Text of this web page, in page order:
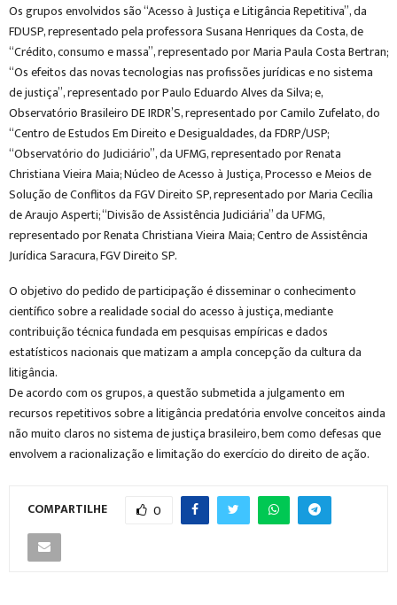
Os grupos envolvidos são “Acesso à Justiça e Litigância Repetitiva”, da
FDUSP, representado pela professora Susana Henriques da Costa, de
“Crédito, consumo e massa”, representado por Maria Paula Costa Bertran;
“Os efeitos das novas tecnologias nas profissões jurídicas e no sistema
de justiça”, representado por Paulo Eduardo Alves da Silva; e,
Observatório Brasileiro DE IRDR’S, representado por Camilo Zufelato, do
“Centro de Estudos Em Direito e Desigualdades, da FDRP/USP;
“Observatório do Judiciário”, da UFMG, representado por Renata
Christiana Vieira Maia; Núcleo de Acesso à Justiça, Processo e Meios de
Solução de Conflitos da FGV Direito SP, representado por Maria Cecília
de Araujo Asperti; “Divisão de Assistência Judiciária” da UFMG,
representado por Renata Christiana Vieira Maia; Centro de Assistência
Jurídica Saracura, FGV Direito SP.
O objetivo do pedido de participação é disseminar o conhecimento
científico sobre a realidade social do acesso à justiça, mediante
contribuição técnica fundada em pesquisas empíricas e dados
estatísticos nacionais que matizam a ampla concepção da cultura da
litigância.
De acordo com os grupos, a questão submetida a julgamento em
recursos repetitivos sobre a litigância predatória envolve conceitos ainda
não muito claros no sistema de justiça brasileiro, bem como defesas que
envolvem a racionalização e limitação do exercício do direito de ação.
COMPARTILHE 0